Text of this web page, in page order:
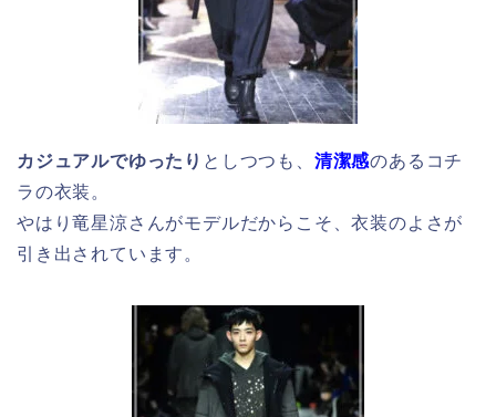
カジュアルでゆったり としつつも、 清潔感のあるコチ
ラの衣装。
やはり竜星涼さんがモデルだからこそ、衣装のよさが
引き出されています。